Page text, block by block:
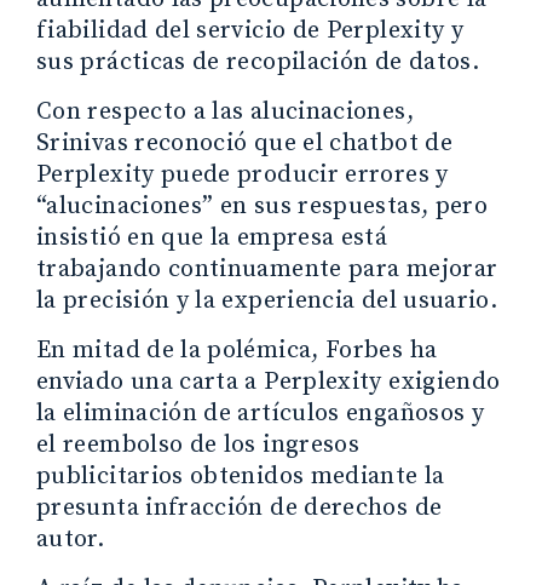
fiabilidad del servicio de Perplexity y
sus prácticas de recopilación de datos.
Con respecto a las alucinaciones,
Srinivas reconoció que el chatbot de
Perplexity puede producir errores y
“alucinaciones” en sus respuestas, pero
insistió en que la empresa está
trabajando continuamente para mejorar
la precisión y la experiencia del usuario.
En mitad de la polémica, Forbes ha
enviado una carta a Perplexity exigiendo
la eliminación de artículos engañosos y
el reembolso de los ingresos
publicitarios obtenidos mediante la
presunta infracción de derechos de
autor.